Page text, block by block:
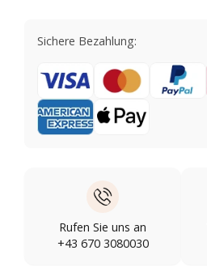
Sichere Bezahlung:
Rufen Sie uns an
+43 670 3080030